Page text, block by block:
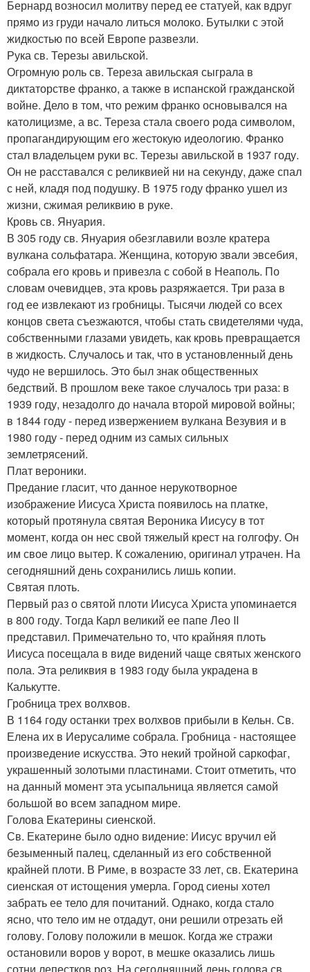
Бернард возносил молитву перед ее статуей, как вдруг
прямо из груди начало литься молоко. Бутылки с этой
жидкостью по всей Европе развезли.
Рука св. Терезы авильской.
Огромную роль св. Тереза авильская сыграла в
диктаторстве франко, а также в испанской гражданской
войне. Дело в том, что режим франко основывался на
католицизме, а вс. Тереза стала своего рода символом,
пропагандирующим его жестокую идеологию. Франко
стал владельцем руки вс. Терезы авильской в 1937 году.
Он не расставался с реликвией ни на секунду, даже спал
с ней, кладя под подушку. В 1975 году франко ушел из
жизни, сжимая реликвию в руке.
Кровь св. Януария.
В 305 году св. Януария обезглавили возле кратера
вулкана сольфатара. Женщина, которую звали эвсебия,
собрала его кровь и привезла с собой в Неаполь. По
словам очевидцев, эта кровь разряжается. Три раза в
год ее извлекают из гробницы. Тысячи людей со всех
концов света съезжаются, чтобы стать свидетелями чуда,
собственными глазами увидеть, как кровь превращается
в жидкость. Случалось и так, что в установленный день
чудо не вершилось. Это был знак общественных
бедствий. В прошлом веке такое случалось три раза: в
1939 году, незадолго до начала второй мировой войны;
в 1844 году - перед извержением вулкана Везувия и в
1980 году - перед одним из самых сильных
землетрясений.
Плат вероники.
Предание гласит, что данное нерукотворное
изображение Иисуса Христа появилось на платке,
который протянула святая Вероника Иисусу в тот
момент, когда он нес свой тяжелый крест на голгофу. Он
им свое лицо вытер. К сожалению, оригинал утрачен. На
сегодняшний день сохранились лишь копии.
Святая плоть.
Первый раз о святой плоти Иисуса Христа упоминается
в 800 году. Тогда Карл великий ее папе Лео II
представил. Примечательно то, что крайняя плоть
Иисуса посещала в виде видений чаще святых женского
пола. Эта реликвия в 1983 году была украдена в
Калькутте.
Гробница трех волхвов.
В 1164 году останки трех волхвов прибыли в Кельн. Св.
Елена их в Иерусалиме собрала. Гробница - настоящее
произведение искусства. Это некий тройной саркофаг,
украшенный золотыми пластинами. Стоит отметить, что
на данный момент эта усыпальница является самой
большой во всем западном мире.
Голова Екатерины сиенской.
Св. Екатерине было одно видение: Иисус вручил ей
безыменный палец, сделанный из его собственной
крайней плоти. В Риме, в возрасте 33 лет, св. Екатерина
сиенская от истощения умерла. Город сиены хотел
забрать ее тело для почитаний. Однако, когда стало
ясно, что тело им не отдадут, они решили отрезать ей
голову. Голову положили в мешок. Когда же стражи
остановили воров у ворот, в мешке оказались лишь
сотни лепестков роз. На сегодняшний день голова св.